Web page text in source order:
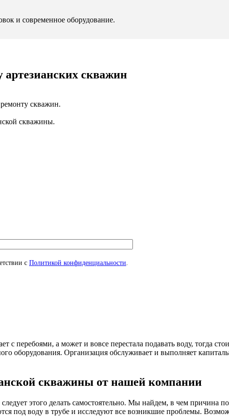
и современное оборудование.
артезианских скважин
скважин.
скважины.
с Политикой конфиденциальности
с перебоями, а может и вовсе перестала подавать воду, тогда
оборудования. Организация обслуживает и выполняет
скважины от нашей компании
этого делать самостоятельно. Мы найдем, в чем
под воду в трубе и исследуют все возникшие проблемы.